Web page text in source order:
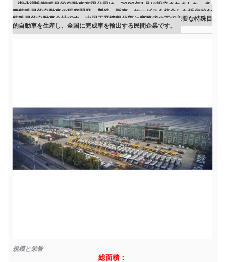
湖北潤利特殊目的自動車有限公司は、2009年1月に設立されました。各
種特殊目的自動車の研究開発、製造、販売、サービスを統合した近代的な
特殊目的自動車会社です。中国工業情報化部と商務省の下で主要な特殊目
的自動車を生産し、全国に完成車を輸出する民間企業です。
規模と栄誉
総面積：